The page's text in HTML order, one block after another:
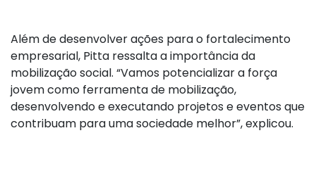
Além de desenvolver ações para o fortalecimento
empresarial, Pitta ressalta a importância da
mobilização social. “Vamos potencializar a força
jovem como ferramenta de mobilização,
desenvolvendo e executando projetos e eventos que
contribuam para uma sociedade melhor”, explicou.